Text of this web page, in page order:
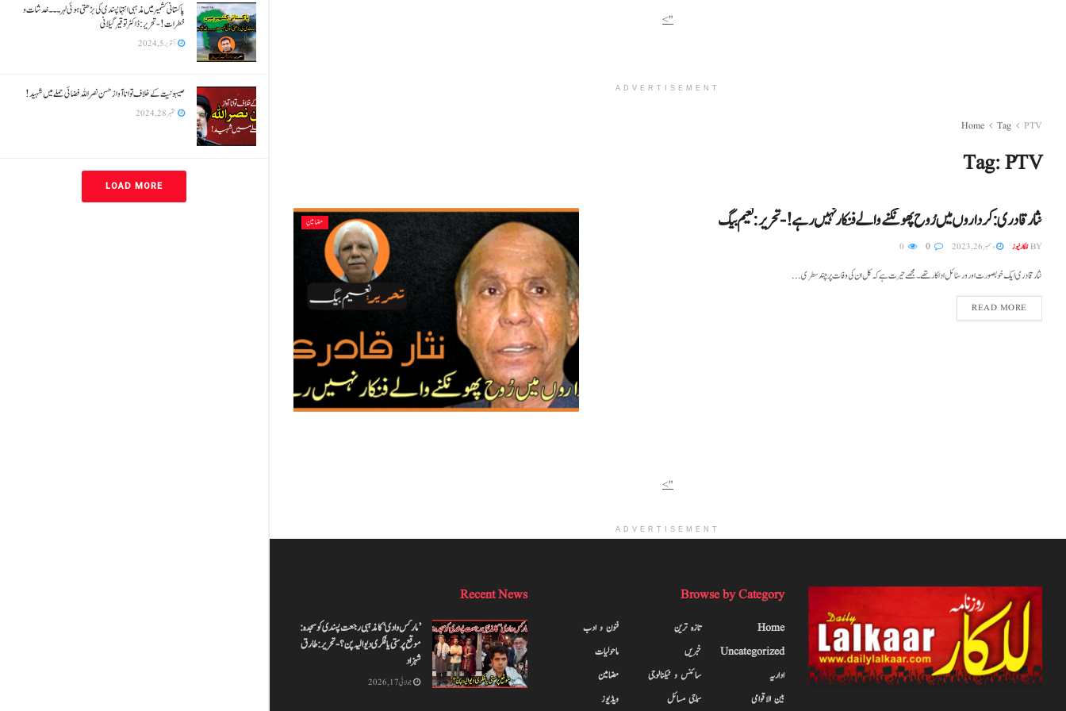
پاکستانی کشمیر میں مذہبی انتہا پسندی کی بڑھتی ہوئی لہر۔۔۔خدشات و
خطرات!- تحریر: ڈاکٹر توقیر گیلانی
اکتوبر 5, 2024
صیہونیت کے خلاف توانا آواز حسن نصر اللہ فضائی حملے میں شہید!
ستمبر 28, 2024
LOAD MORE
">
ADVERTISEMENT
Home Tag PTV
Tag:PTV
مضامین نثار قادری: کرداروں میں رُوح پھونکنے والے فنکار نہیں رہے!- تحریر: نعیم بیگ
BY للکار نیوز دسمبر 26, 2023
نثار قادری ایک خوبصورت اور ورسٹائل اداکار تھے ۔ مجھے حیرت ہے کہ کل ان کی وفات پر چند سطری ...
READ MORE
">
ADVERTISEMENT
Browse by Category
Home
Uncategorized
اداریہ
بین الاقوامی
تازہ ترین
خبریں
سائنس و ٹیکنالوجی
سماجی مسائل
فنون و ادب
ماحولیات
مضامین
ویڈیوز
Recent News
’مارکس وادی‘ کا مذہبی رجعت پسندی کو سجدہ:
موقع پر ستی یا فکری دیوالیہ پن؟-تحریر: طارق
شہزاد
جولائی 17, 2026